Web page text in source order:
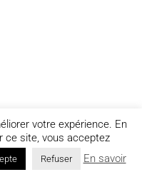
votre expérience. En
ce site, vous acceptez
Refuser
En savoir